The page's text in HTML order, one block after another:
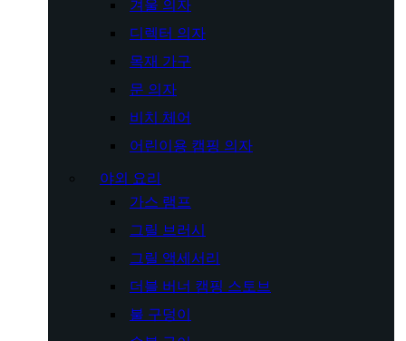
겨울 의자
디렉터 의자
목재 가구
문 의자
비치 체어
어린이용 캠핑 의자
야외 요리
가스 램프
그릴 브러시
그릴 액세서리
더블 버너 캠핑 스토브
불 구덩이